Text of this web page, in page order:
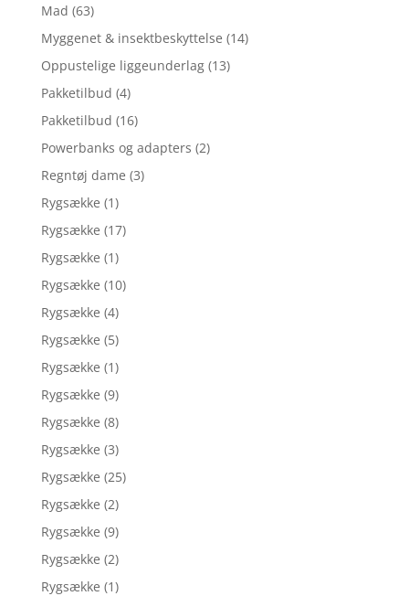
Mad (63)
Myggenet & insektbeskyttelse (14)
Oppustelige liggeunderlag (13)
Pakketilbud (4)
Pakketilbud (16)
Powerbanks og adapters (2)
Regntøj dame (3)
Rygsække (1)
Rygsække (17)
Rygsække (1)
Rygsække (10)
Rygsække (4)
Rygsække (5)
Rygsække (1)
Rygsække (9)
Rygsække (8)
Rygsække (3)
Rygsække (25)
Rygsække (2)
Rygsække (9)
Rygsække (2)
Rygsække (1)